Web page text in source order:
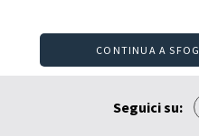
CONTINUA A
Seguici su: